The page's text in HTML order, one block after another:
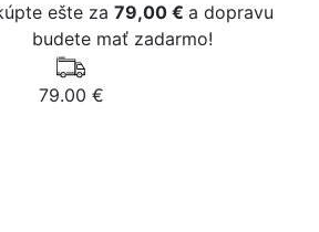
ešte za79,00 €a dopravu
budete mať zadarmo!
79.00 €